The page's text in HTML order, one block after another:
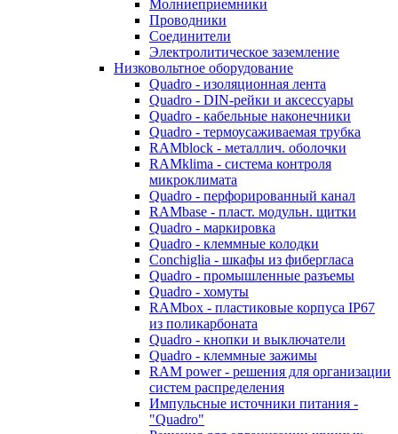
Молниеприемники
Проводники
Соединители
Электролитическое заземление
Низковольтное оборудование
Quadro - изоляционная лента
Quadro - DIN-рейки и аксессуары
Quadro - кабельные наконечники
Quadro - термоусаживаемая трубка
RAMblock - металлич. оболочки
RAMklima - система контроля
микроклимата
Quadro - перфорированный канал
RAMbase - пласт. модульн. щитки
Quadro - маркировка
Quadro - клеммные колодки
Conchiglia - шкафы из фибергласа
Quadro - промышленные разъемы
Quadro - хомуты
RAMbox - пластиковые корпуса IP67
из поликарбоната
Quadro - кнопки и выключатели
Quadro - клеммные зажимы
RAM power - решения для организации
систем распределения
Импульсные источники питания -
"Quadro"